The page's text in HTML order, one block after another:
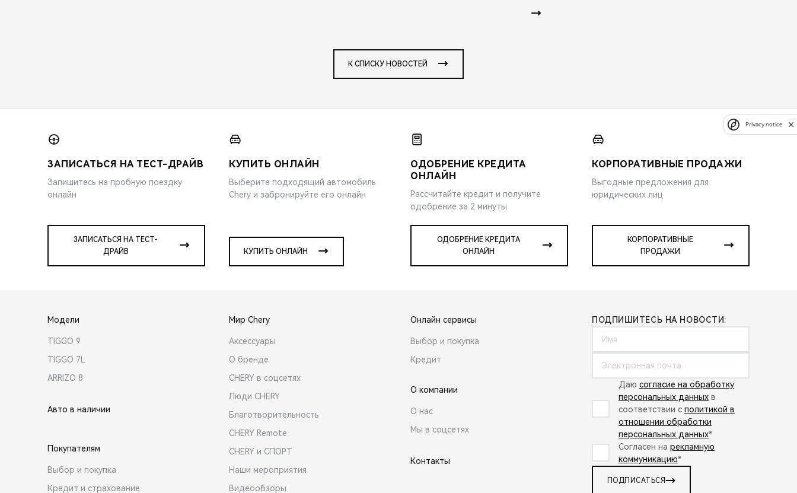
К СПИСКУ НОВОСТЕЙ
ЗАПИСАТЬСЯ НА ТЕСТ-ДРАЙВ
Запишитесь на пробную поездку
онлайн
ЗАПИСАТЬСЯ НА ТЕСТ-
ДРАЙВ
КУПИТЬ ОНЛАЙН
Выберите подходящий автомобиль
Chery и забронируйте его онлайн
КУПИТЬ ОНЛАЙН
ОДОБРЕНИЕ КРЕДИТА
ОНЛАЙН
Рассчитайте кредит и получите
одобрение за 2 минуты
ОДОБРЕНИЕ КРЕДИТА
ОНЛАЙН
КОРПОРАТИВНЫЕ ПРОДАЖИ
Выгодные предложения для
юридических лиц
КОРПОРАТИВНЫЕ
ПРОДАЖИ
Модели
TIGGO 9
TIGGO 7L
ARRIZO 8
Авто в наличии
Покупателям
Выбор и покупка
Кредит и страхование
Мир Chery
Аксессуары
О бренде
CHERY в соцсетях
Люди CHERY
Благотворительность
CHERY Remote
CHERY и СПОРТ
Наши мероприятия
Видеообзоры
Онлайн сервисы
Выбор и покупка
Кредит
О компании
О нас
Мы в соцсетях
Контакты
ПОДПИШИТЕСЬ НА НОВОСТИ:
Даю согласие на обработку
персональных данных в
соответствии с политикой в
отношении обработки
персональных данных*
Согласен на рекламную
коммуникацию*
ПОДПИСАТЬСЯ
Privacy notice